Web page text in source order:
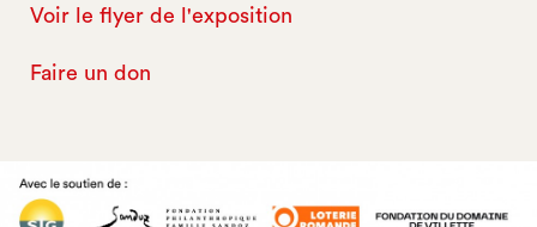
Voir le flyer de l'exposition
Faire un don